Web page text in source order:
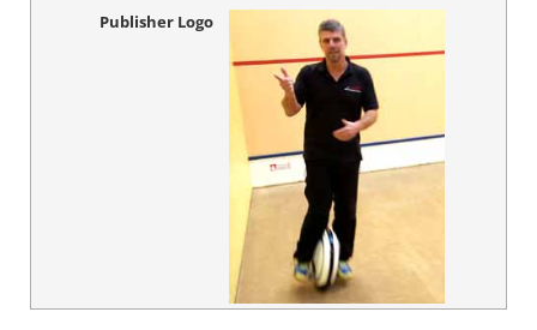
Publisher Logo